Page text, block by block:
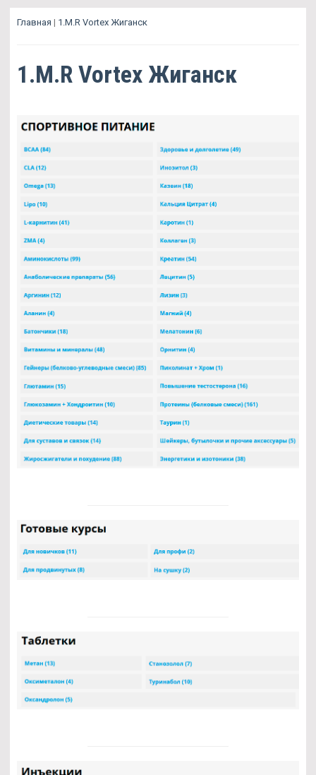
Главная | 1.M.R Vortex Жиганск
1.M.R Vortex Жиганск